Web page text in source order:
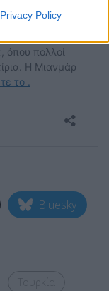
Privacy Policy
Bluesky